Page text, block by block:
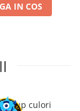
IN COS
up culori